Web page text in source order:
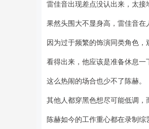
雷佳音出现差点没认出来，太接
果然头围大不显身高，雷佳音在
因为过于频繁的饰演同类角色，
看得出来，他应该是准备休息一
这么热闹的场合也少不了陈赫。
其他人都穿黑色想尽可能低调，
陈赫如今的工作重心都在录制综